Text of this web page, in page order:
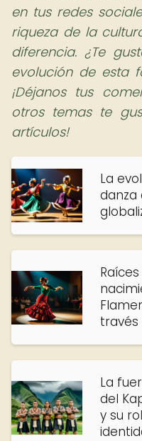
en tus redes
riqueza de la
diferencia. ¿Te
evolución de esta
¡Déjanos tus
otros temas te
artículos!
La
danza
través
La
del
y su